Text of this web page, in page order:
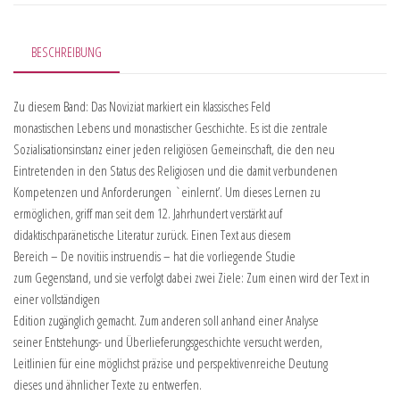
BESCHREIBUNG
Zu diesem Band: Das Noviziat markiert ein klassisches Feld
monastischen Lebens und monastischer Geschichte. Es ist die zentrale
Sozialisationsinstanz einer jeden religiösen Gemeinschaft, die den neu
Eintretenden in den Status des Religiosen und die damit verbundenen
Kompetenzen und Anforderungen `einlernt’. Um dieses Lernen zu
ermöglichen, griff man seit dem 12. Jahrhundert verstärkt auf
didaktischparänetische Literatur zurück. Einen Text aus diesem
Bereich – De novitiis instruendis – hat die vorliegende Studie
zum Gegenstand, und sie verfolgt dabei zwei Ziele: Zum einen wird der Text in
einer vollständigen
Edition zugänglich gemacht. Zum anderen soll anhand einer Analyse
seiner Entstehungs- und Überlieferungsgeschichte versucht werden,
Leitlinien für eine möglichst präzise und perspektivenreiche Deutung
dieses und ähnlicher Texte zu entwerfen.